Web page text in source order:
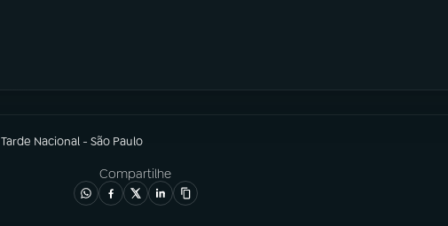
Tarde Nacional - São Paulo
Compartilhe